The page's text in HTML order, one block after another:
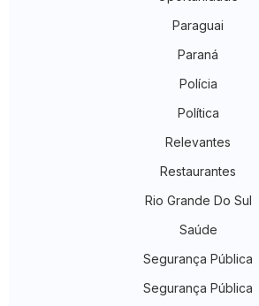
Paraguai
Paraná
Polícia
Política
Relevantes
Restaurantes
Rio Grande Do Sul
Saúde
Segurança Pública
Segurança Pública